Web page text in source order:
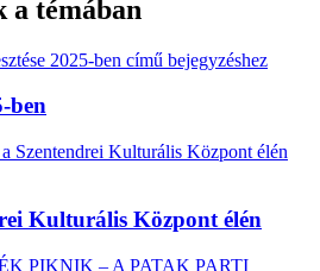
a témában
ben
Kulturális Központ élén